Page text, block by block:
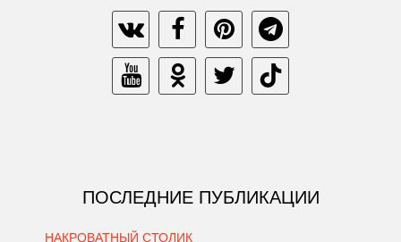
ПОСЛЕДНИЕ ПУБЛИКАЦИИ
НАКРОВАТНЫЙ СТОЛИК